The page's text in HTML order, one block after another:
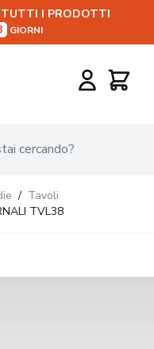
TUTTI I PRODOTTI
GIORNI
Carrello
/ Tavoli
TVL38